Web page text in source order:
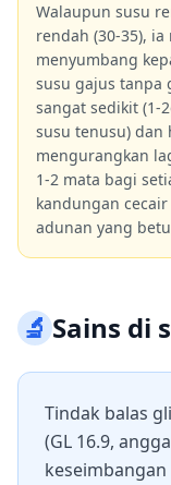
Walaupun susu
rendah (30-35),
menyumbang
susu gajus tanpa
sangat sedikit (1-
susu tenusu) dan
mengurangkan
1-2 mata bagi
kandungan
adunan yang
🔬Sains di
Tindak balas
(GL 16.9,